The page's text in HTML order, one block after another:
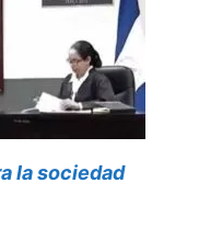
la sociedad